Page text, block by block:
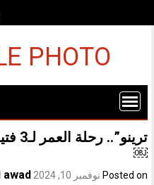
PHOTO
￼
Posted on نوفمبر 10, 2024 awad